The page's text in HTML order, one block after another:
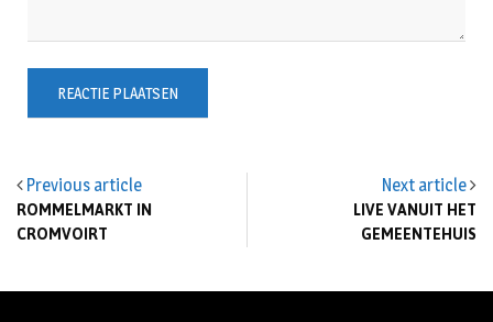
Previous article
ROMMELMARKT IN
CROMVOIRT
Next article
LIVE VANUIT HET
GEMEENTEHUIS